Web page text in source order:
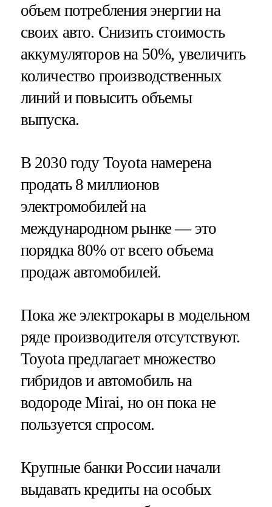
объем потребления энергии на
своих авто. Снизить стоимость
аккумуляторов на 50%, увеличить
количество производственных
линий и повысить объемы
выпуска.
В 2030 году Toyota намерена
продать 8 миллионов
электромобилей на
международном рынке — это
порядка 80% от всего объема
продаж автомобилей.
Пока же электрокары в модельном
ряде производителя отсутствуют.
Toyota предлагает множество
гибридов и автомобиль на
водороде Mirai, но он пока не
пользуется спросом.
Крупные банки России начали
выдавать кредиты на особых